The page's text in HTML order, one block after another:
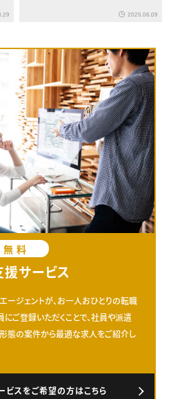
2025.06.09
無料
サービス
ージェントが、お一人おひとりの転職
にご登録いただくことで、社員や派遣
態の案件から最適な求人をご紹介し
スをご希望の方はこちら